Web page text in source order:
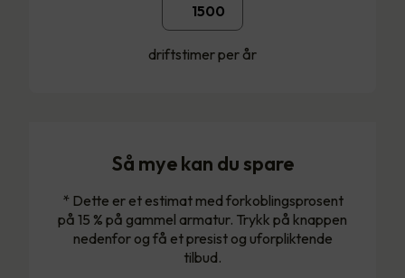
driftstimer per år
Så mye kan du spare
* Dette er et estimat med forkoblingsprosent
på 15 % på gammel armatur. Trykk på knappen
nedenfor og få et presist og uforpliktende
tilbud.